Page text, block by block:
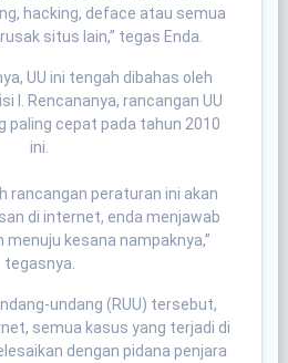
hacking, deface atau semua
situs lain,” tegas Enda.
UU ini tengah dibahas oleh
I. Rencananya, rancangan UU
paling cepat pada tahun 2010
ini.
rancangan peraturan ini akan
di internet, enda menjawab
menuju kesana nampaknya,”
tegasnya.
undang (RUU) tersebut,
semua kasus yang terjadi di
dengan pidana penjara